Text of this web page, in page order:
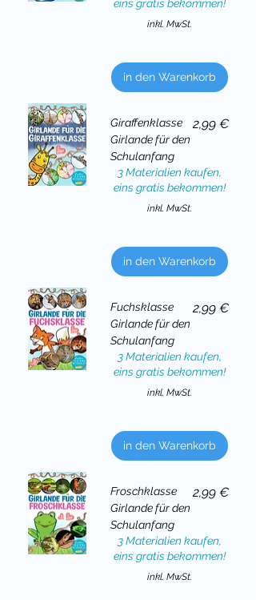
eins gratis bekommen!
inkl. MwSt.
in den Warenkorb
Giraffenklasse
Girlande für den
Schulanfang
Preis
2,99 €
3 Materialien kaufen,
eins gratis bekommen!
inkl. MwSt.
in den Warenkorb
Fuchsklasse
Girlande für den
Schulanfang
Preis
2,99 €
3 Materialien kaufen,
eins gratis bekommen!
inkl. MwSt.
in den Warenkorb
Froschklasse
Girlande für den
Schulanfang
Preis
2,99 €
3 Materialien kaufen,
eins gratis bekommen!
inkl. MwSt.